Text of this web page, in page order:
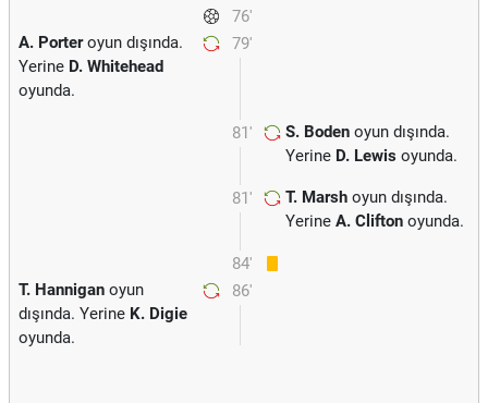
76'
79'
A. Porteroyun dışında.
Yerine D. Whitehead
oyunda.
81' S. Boden oyun dışında.
Yerine D. Lewis oyunda.
81' T. Marsh oyun dışında.
Yerine A. Clifton oyunda.
84'
86'
T. Hannigan oyun
dışında. Yerine K. Digie
oyunda.